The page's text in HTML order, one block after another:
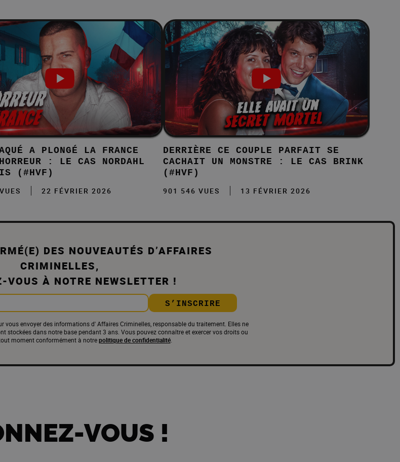
A PLONGÉ LA FRANCE
: LE CAS NORDAHL
(#HVF)
22 FÉVRIER 2026
DERRIÈRE CE COUPLE PARFAIT SE
CACHAIT UN MONSTRE : LE CAS BRINK
(#HVF)
901 546 VUES 13 FÉVRIER 2026
DES NOUVEAUTÉS D’AFFAIRES
CRIMINELLES,
VOUS À NOTRE NEWSLETTER !
S’INSCRIRE
vous envoyer des informations d' Affaires Criminelles, responsable du traitement. Elles ne
stockées dans notre base pendant 3 ans. Vous pouvez connaître et exercer vos droits ou
moment conformément à notrepolitique de confidentialité.
VOUS !